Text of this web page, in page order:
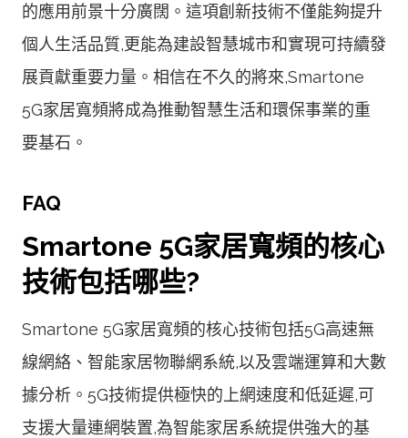
的應用前景十分廣闊。這項創新技術不僅能夠提升
個人生活品質,更能為建設智慧城市和實現可持續發
展貢獻重要力量。相信在不久的將來,Smartone
5G家居寬頻將成為推動智慧生活和環保事業的重
要基石。
FAQ
Smartone 5G家居寬頻的核心
技術包括哪些?
Smartone 5G家居寬頻的核心技術包括5G高速無
線網絡、智能家居物聯網系統,以及雲端運算和大數
據分析。5G技術提供極快的上網速度和低延遲,可
支援大量連網裝置,為智能家居系統提供強大的基